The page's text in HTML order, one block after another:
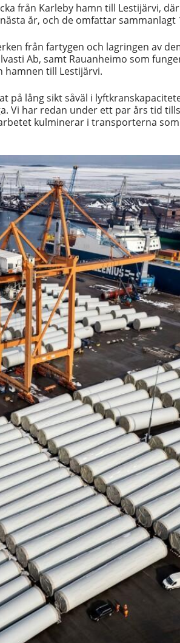
från Karleby hamn till Lestijärvi,
år, och de omfattar sammanlagt
från fartygen och lagringen av
Ab, samt Rauanheimo som
till Lestijärvi.
lång sikt såväl i
Vi har redan under ett par års tid
kulminerar i transporterna